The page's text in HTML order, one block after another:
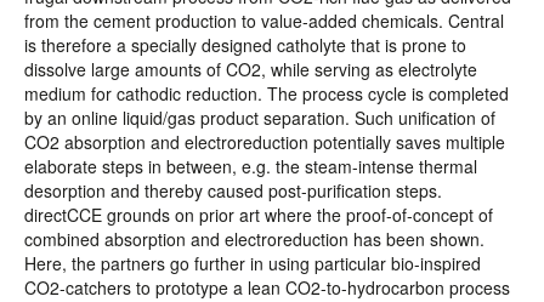
from the cement production to value-added chemicals. Central
is therefore a specially designed catholyte that is prone to
dissolve large amounts of CO2, while serving as electrolyte
medium for cathodic reduction. The process cycle is completed
by an online liquid/gas product separation. Such unification of
CO2 absorption and electroreduction potentially saves multiple
elaborate steps in between, e.g. the steam-intense thermal
desorption and thereby caused post-purification steps.
directCCE grounds on prior art where the proof-of-concept of
combined absorption and electroreduction has been shown.
Here, the partners go further in using particular bio-inspired
CO2-catchers to prototype a lean CO2-to-hydrocarbon process